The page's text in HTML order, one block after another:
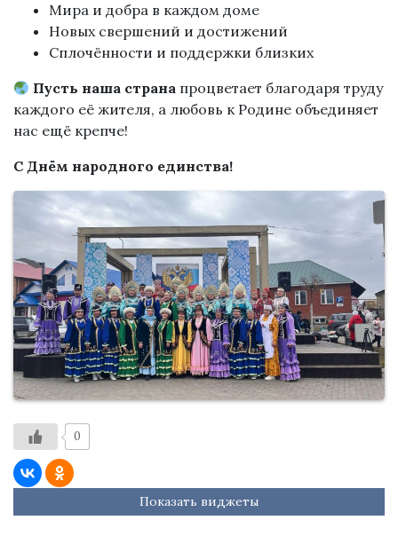
Мира и добра в каждом доме
Новых свершений и достижений
Сплочённости и поддержки близких
Пусть наша страна процветает благодаря труду
каждого её жителя, а любовь к Родине объединяет
нас ещё крепче!
С Днём народного единства!
0
Показать виджеты